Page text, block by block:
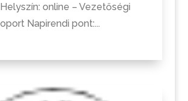
online – Vezetőségi
Napirendi pont:...